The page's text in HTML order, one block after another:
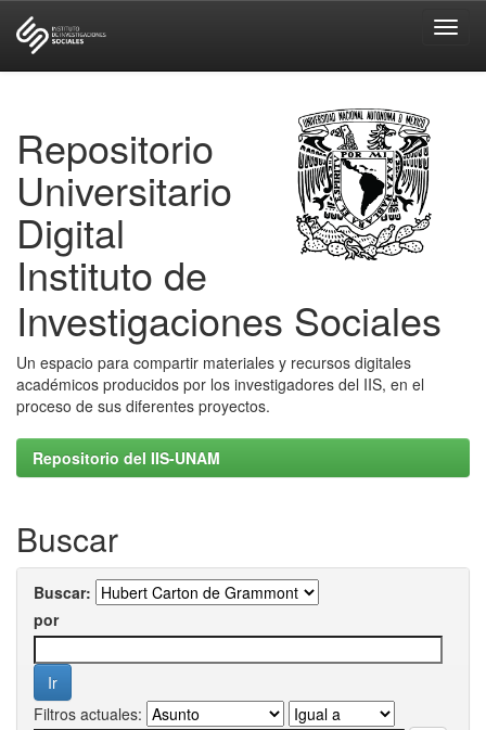
Repositorio
Universitario
Digital
Instituto de
Investigaciones Sociales
Un espacio para compartir materiales y recursos digitales
académicos producidos por los investigadores del IIS, en el
proceso de sus diferentes proyectos.
Repositorio del IIS-UNAM
Buscar
Buscar:
por
Filtros actuales: